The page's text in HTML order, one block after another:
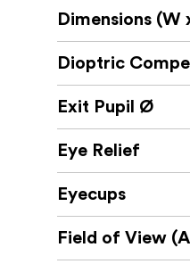
Manual
Curea
Dimensions (W
Dioptric
Exit Pupil Ø
Eye Relief
Eyecups
Field of View